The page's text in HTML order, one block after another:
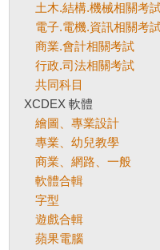
土木.結構.機械相關考
電子.電機.資訊相關考
商業.會計相關考試
行政.司法相關考試
共同科目
XCDEX 軟體
繪圖、專業設計
專業、幼兒教學
商業、網路、一般
軟體合輯
字型
遊戲合輯
蘋果電腦